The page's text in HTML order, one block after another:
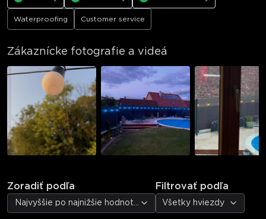
Waterproofing Customer service
Zákaznícke fotografie a videá
Zoradiť podľa
Najvyššie po najnižšie hodnotenie
Filtrovať podľa
Všetky hviezdy